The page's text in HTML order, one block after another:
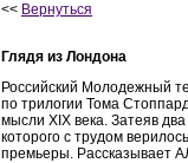
<< Вернуться
Глядя из Лондона
Российский Молодежный
по трилогии Тома
мысли XIX века. Затеяв
которого с трудом
премьеры.